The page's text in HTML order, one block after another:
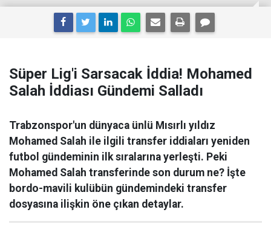
Süper Lig'i Sarsacak İddia! Mohamed
Salah İddiası Gündemi Salladı
Trabzonspor'un dünyaca ünlü Mısırlı yıldız
Mohamed Salah ile ilgili transfer iddiaları yeniden
futbol gündeminin ilk sıralarına yerleşti. Peki
Mohamed Salah transferinde son durum ne? İşte
bordo-mavili kulübün gündemindeki transfer
dosyasına ilişkin öne çıkan detaylar.